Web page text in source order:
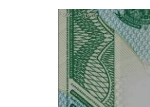
Foto: Agência Brasil -